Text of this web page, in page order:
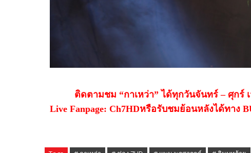
ติดตามชม “กาเหว่า” ได้ทุกวันจันทร์– ศุกร์
Live Fanpage: Ch7HDหรือรับชมย้อนหลังได้ทาง